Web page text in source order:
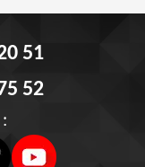
51
52